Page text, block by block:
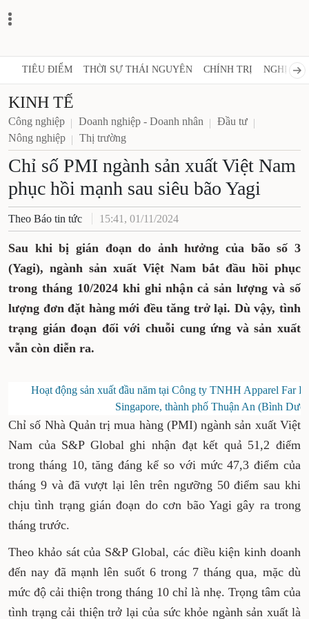
TIÊU ĐIỂM THỜI SỰ THÁI NGUYÊN CHÍNH TRỊ NGHỊ
KINH TẾ
Công nghiệp Doanh nghiệp - Doanh nhân
Đầu tư
Nông nghiệp
Thị trường
Chỉ số PMI ngành sản xuất Việt Nam
phục hồi mạnh sau siêu bão Yagi
Theo Báo tin tức 15:41, 01/11/2024
Sau khi bị gián đoạn do ảnh hưởng của bão số 3
(Yagi), ngành sản xuất Việt Nam bắt đầu hồi phục
trong tháng 10/2024 khi ghi nhận cả sản lượng và số
lượng đơn đặt hàng mới đều tăng trở lại. Dù vậy, tình
trạng gián đoạn đối với chuỗi cung ứng và sản xuất
vẫn còn diễn ra.
Hoạt động sản xuất đầu năm tại Công ty TNHH Apparel Far
Singapore, thành phố Thuận An (Bình
Chỉ số Nhà Quản trị mua hàng (PMI) ngành sản xuất Việt
Nam của S&P Global ghi nhận đạt kết quả 51,2 điểm
trong tháng 10, tăng đáng kể so với mức 47,3 điểm của
tháng 9 và đã vượt lại lên trên ngưỡng 50 điểm sau khi
chịu tình trạng gián đoạn do cơn bão Yagi gây ra trong
tháng trước.
Theo khảo sát của S&P Global, các điều kiện kinh doanh
đến nay đã mạnh lên suốt 6 trong 7 tháng qua, mặc dù
mức độ cải thiện trong tháng 10 chỉ là nhẹ. Trọng tâm của
tình trạng cải thiện trở lại của sức khỏe ngành sản xuất là